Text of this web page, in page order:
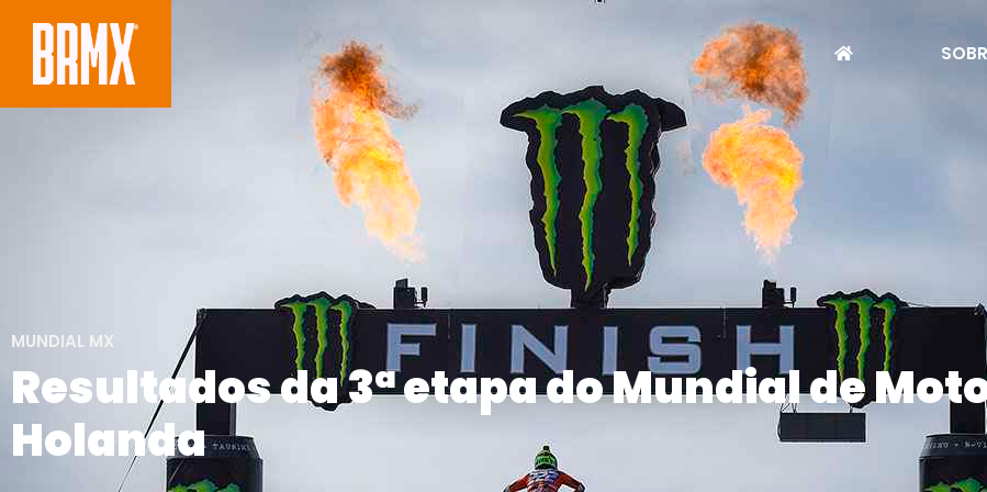
MUNDIAL MX
Resultados da 3ª etapa do Mundial de
Holanda